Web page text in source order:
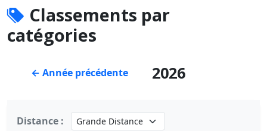
Classements par
catégories
← Année précédente 2026
Distance :